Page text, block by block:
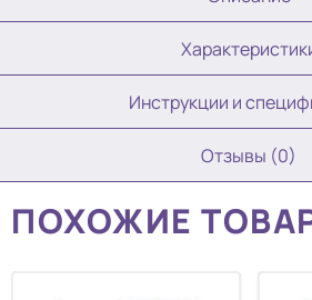
Инструкции и
Отзывы (0)
ПОХОЖИЕ